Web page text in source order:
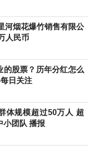
河烟花爆竹销售有限公
人民币
的股票？历年分红怎么
日关注
体规模超过50万人 超
小团队 播报